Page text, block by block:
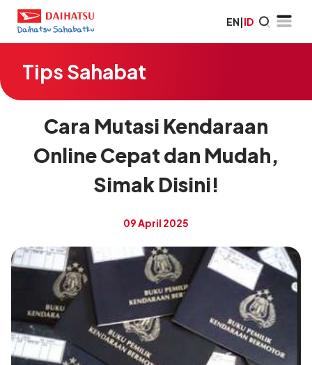
EN|ID
Tips Sahabat
Cara Mutasi Kendaraan
Online Cepat dan Mudah,
Simak Disini!
09 April 2025